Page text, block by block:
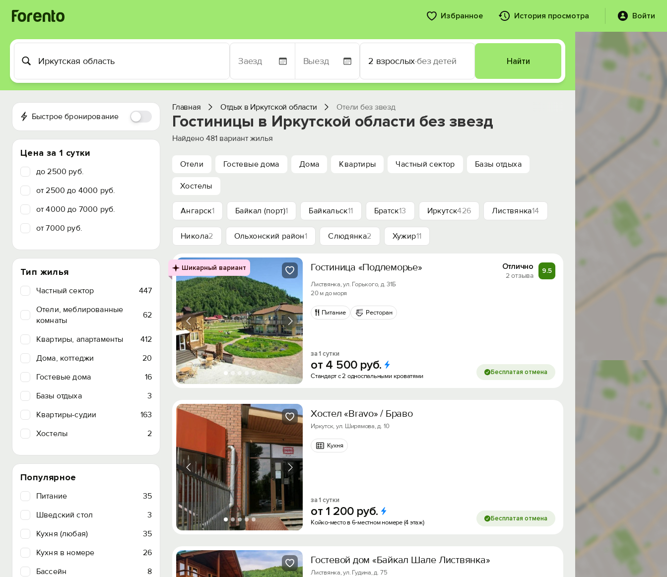
Избранное История просмотра Войти
2 взрослых·без детей Найти
Быстрое бронирование
Цена за 1 сутки
до 2500 руб.
от 2500 до 4000 руб.
от 4000 до 7000 руб.
от 7000 руб.
Тип жилья
Частный сектор
447
Отели, меблированные
комнаты
62
Квартиры, апартаменты
412
Дома, коттеджи
20
Гостевые дома
16
Базы отдыха
3
Квартиры-судии
163
Хостелы
2
Популярное
Питание
35
Шведский стол
3
Кухня (любая)
35
Кухня в номере
26
Бассейн
8
Главная Отдых в Иркутской области Отели без звезд
Гостиницы в Иркутской области без звезд
Найдено 481 вариант жилья
Отели Гостевые дома Дома Квартиры Частный сектор Базы отдыха
Хостелы
Ангарск1 Байкал (порт)1 Байкальск11 Братск13 Иркутск426 Листвянка14
Никола2 Ольхонский район1 Слюдянка2 Хужир11
Шикарный вариант Гостиница «Подлеморье» Отлично
2 отзыва
9.5
Листвянка, ул. Горького, д. 31Б
20 м до моря
Питание Ресторан
за 1 сутки
от 4 500 руб.
Стандарт с 2 односпальными кроватями Бесплатая отмена
Хостел «Bravo» / Браво
Иркутск, ул. Ширямова, д. 10
Кухня
за 1 сутки
от 1 200 руб.
Койко-место в 6-местном номере (4 этаж) Бесплатая отмена
Гостевой дом «Байкал Шале Листвянка»
Листвянка, ул. Гудина, д. 75